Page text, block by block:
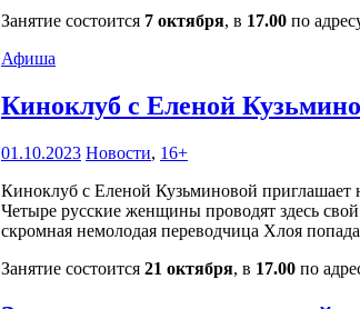
Занятие состоится 7 октября, в 17.00 по
Афиша
Киноклуб с Еленой
01.10.2023 Новости, 16+
Киноклуб с Еленой Кузьминовой
Четыре русские женщины проводят здесь
скромная немолодая переводчица Хлоя
Занятие состоится 21 октября, в 17.00 по